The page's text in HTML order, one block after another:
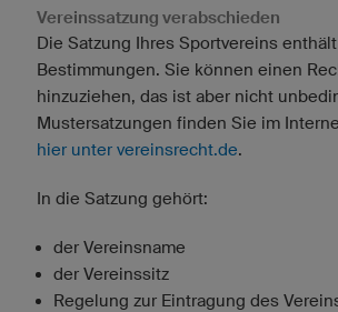
Vereinssatzung verabschieden
Die Satzung Ihres Sportvereins
Bestimmungen. Sie können einen
hinzuziehen, das ist aber nicht
Mustersatzungen finden Sie im
hier unter vereinsrecht.de.
In die Satzung gehört:
der Vereinsname
der Vereinssitz
Regelung zur Eintragung des